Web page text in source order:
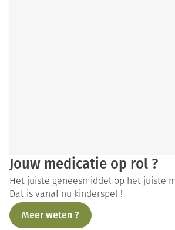
Jouw medicatie op rol ?
Het juiste geneesmiddel op het juiste
Dat is vanaf nu kinderspel !
Meer weten ?